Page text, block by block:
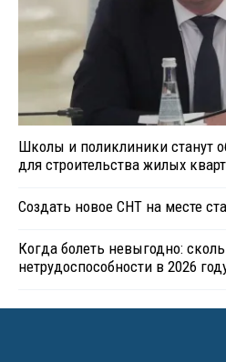
Школы и поликлиники станут
для строительства жилых
Создать новое СНТ на месте
Когда болеть невыгодно:
нетрудоспособности в 2026